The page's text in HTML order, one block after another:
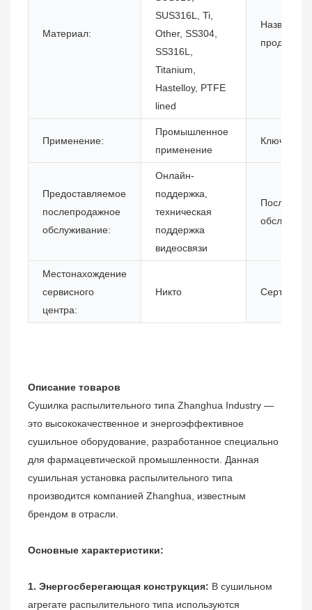
Материал:
SUS316L, Ti,
Other, SS304,
SS316L,
Titanium,
Hastelloy, PTFE
lined
Название
продукта:
Применение:
Промышленное
применение
Ключевые
Предоставляемое
послепродажное
обслуживание:
Онлайн-
поддержка,
техническая
поддержка
видеосвязи
Местонахождение
сервисного
центра:
Никто
Описание товаров
Сушилка распылительного типа Zhanghua Industry —
это высококачественное и энергоэффективное
сушильное оборудование, разработанное специально
для фармацевтической промышленности. Данная
сушильная установка распылительного типа
производится компанией Zhanghua, известным
брендом в отрасли.
Основные характеристики:
1. Энергосберегающая конструкция: В сушильном
агрегате распылительного типа используются